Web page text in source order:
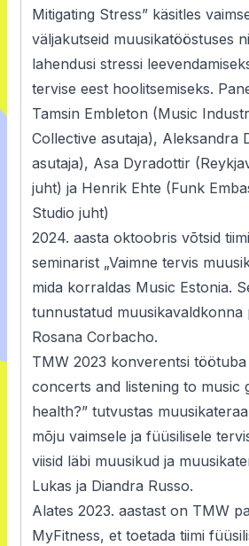
Mitigating Stress” käsitles
väljakutseid muusikatööstuses
lahendusi stressi
tervise eest hoolitsemiseks.
Tamsin Embleton (Music
Collective asutaja), Aleksandra
asutaja), Asa Dyradottir
juht) ja Henrik Ehte (Funk
Studio juht)
2024. aasta oktoobris võtsid
seminarist „Vaimne tervis
mida korraldas Music Estonia.
tunnustatud muusikavaldkonna
Rosana Corbacho.
TMW 2023 konverentsi
concerts and listening to music
health?” tutvustas
mõju vaimsele ja füüsilisele
viisid läbi muusikud ja
Lukas ja Diandra Russo.
Alates 2023. aastast on TMW
MyFitness, et toetada tiimi